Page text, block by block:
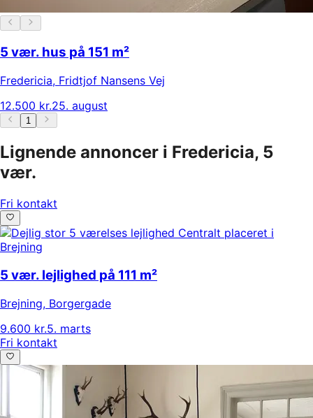
5 vær. hus på 151 m²
Fredericia, Fridtjof Nansens Vej
12.500 kr.25. august
1
Lignende annoncer i Fredericia, 5
vær.
Fri kontakt
5 vær. lejlighed på 111 m²
Brejning, Borgergade
9.600 kr.5. marts
Fri kontakt